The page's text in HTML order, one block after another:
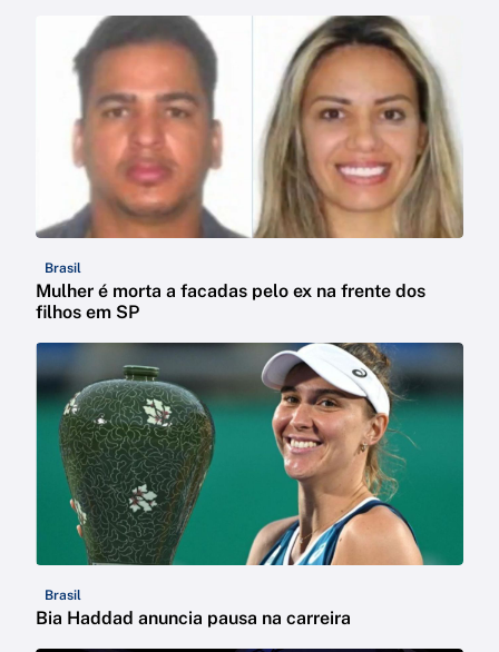
Brasil
Mulher é morta a facadas pelo ex na frente dos
filhos em SP
Brasil
Bia Haddad anuncia pausa na carreira